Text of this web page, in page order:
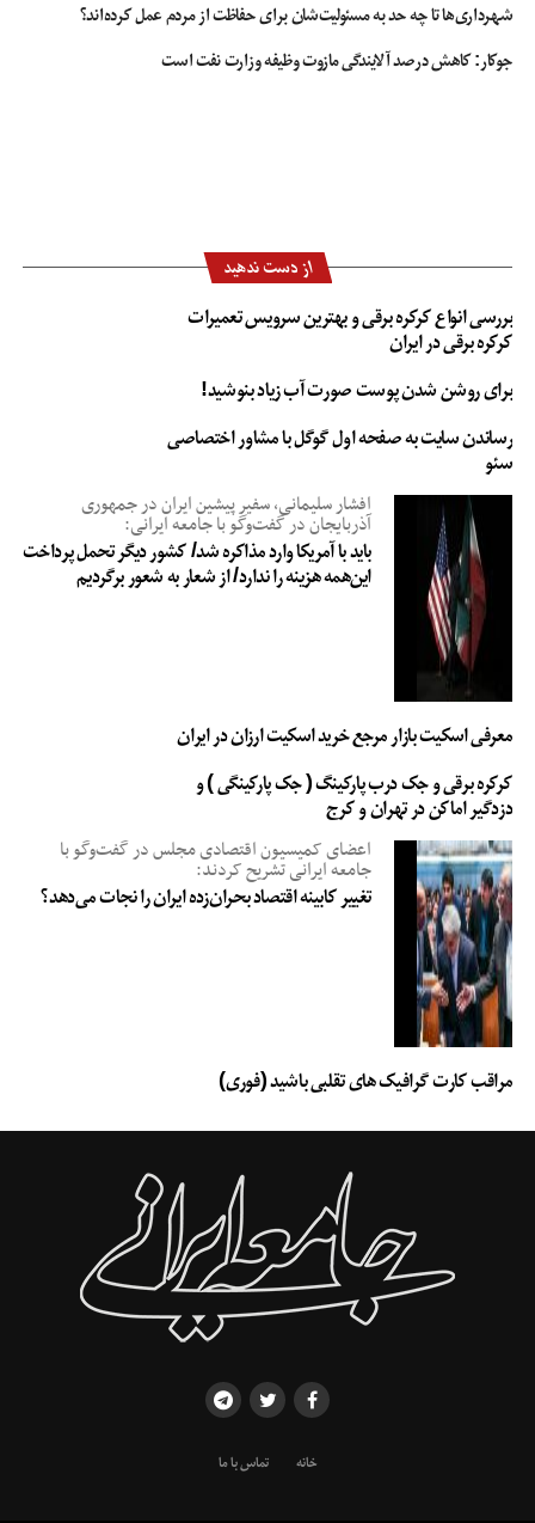
شهرداری‌ها تا چه حد به مسئولیت‌شان برای حفاظت از مردم عمل کرده‌اند؟
جوکار: کاهش درصد آلایندگی مازوت وظیفه وزارت نفت است
از دست ندهید
بررسی انواع کرکره برقی و بهترین سرویس تعمیرات
کرکره برقی در ایران
برای روشن شدن پوست صورت آب زیاد بنوشید!
رساندن سایت به صفحه اول گوگل با مشاور اختصاصی
سئو
افشار سلیمانی، سفیر پیشین ایران در جمهوری
آذربایجان در گفت‌وگو با جامعه ایرانی:
باید با آمریکا وارد مذاکره شد/ کشور دیگر تحمل پرداخت
این‌همه هزینه را ندارد/ از شعار به شعور برگردیم
معرفی اسکیت بازار مرجع خرید اسکیت ارزان در ایران
کرکره برقی و جک درب پارکینگ ( جک پارکینگی ) و
دزدگیر اماکن در تهران و کرج
اعضای کمیسیون اقتصادی مجلس در گفت‌وگو با
جامعه ایرانی تشریح کردند:
تغییر کابینه اقتصاد بحران‌زده ایران را نجات می‌دهد؟
مراقب کارت گرافیک های تقلبی باشید (فوری)
خانه تماس با ما